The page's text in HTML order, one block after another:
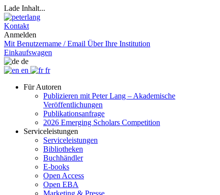
Lade Inhalt...
Kontakt
Anmelden
Mit Benutzername / Email Über Ihre Institution
Einkaufswagen
de
en
fr
Für Autoren
Publizieren mit Peter Lang – Akademische
Veröffentlichungen
Publikationsanfrage
2026 Emerging Scholars Competition
Serviceleistungen
Serviceleistungen
Bibliotheken
Buchhändler
E-books
Open Access
Open EBA
Marketing & Presse